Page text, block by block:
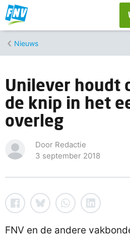
Nieuws
Unilever houdt
de knip in het
overleg
Door Redactie
3 september 2018
FNV en de andere